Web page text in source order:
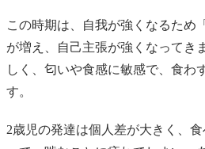
この時期は、自我が強くなるため
が増え、自己主張が強くなってき
しく、匂いや食感に敏感で、食わ
す。
2歳児の発達は個人差が大きく、